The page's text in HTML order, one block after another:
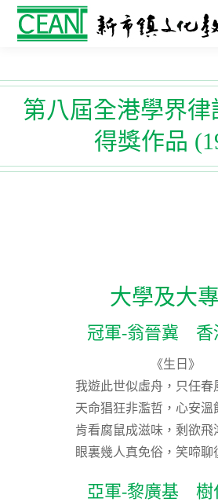
第八屆全港學界
得獎作品
大學及大
冠軍-翁晉冀 香
《生日》
我遊此世似虛舟，只任春
天命猖狂非濫哲，心安溫
肯看腐鼠成滋味，剩欲飛
眼裏幾人真免俗，笑啼聊
亞軍-黎廣基 樹